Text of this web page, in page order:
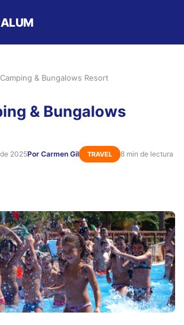
& Bungalows Resort
& Bungalows
2025Por Carmen Gil TRAVEL 8 min de lectura